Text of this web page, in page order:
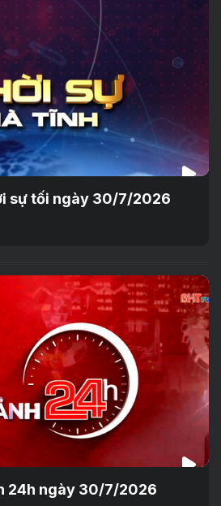
sự tối ngày 30/7/2026
24h ngày 30/7/2026